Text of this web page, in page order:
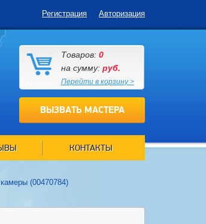
Регистрация Авторизация
Товаров: 0
на сумму: руб.
Перейти в корзину >
ВЫЗВАТЬ МАСТЕРА
КОНТАКТЫ
(00470784)